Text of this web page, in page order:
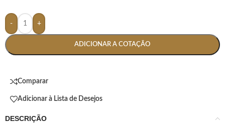
- +
ADICIONAR A COTAÇÃO
Comparar
Adicionar à Lista de Desejos
DESCRIÇÃO